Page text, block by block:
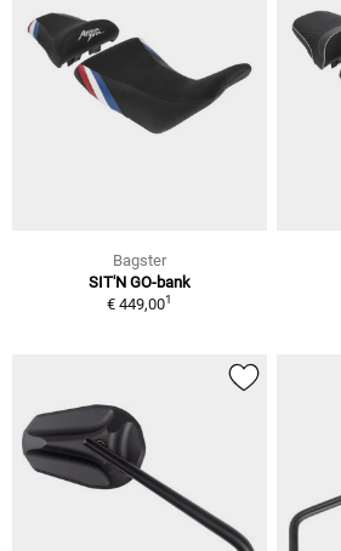
Bagster
SIT'N GO-bank
€ 449,001